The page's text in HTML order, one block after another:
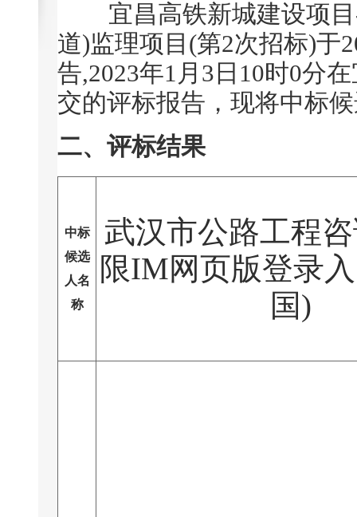
宜昌高铁新城建设项
道)监理项目(第2次招标)于
告,2023年1月3日10时0分
交的评标报告，现将中标
二、评标结果
中标
候选
人名
称
武汉市公路工程
限IM网页版登录
国)